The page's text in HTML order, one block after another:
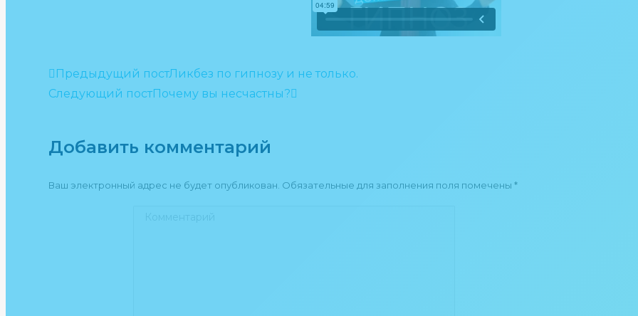
Предыдущий постЛикбез по гипнозу и не только.
Следующий постПочему вы несчастны?
Добавить комментарий
Ваш электронный адрес не будет опубликован. Обязательные для заполнения поля помечены *